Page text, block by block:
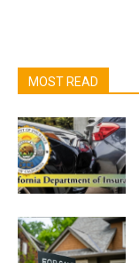
MOST READ